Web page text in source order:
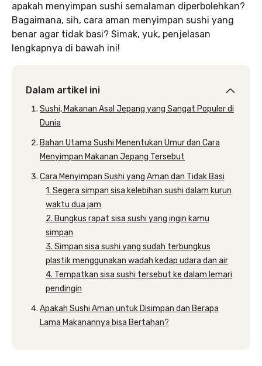
apakah menyimpan sushi semalaman diperbolehkan?
Bagaimana, sih, cara aman menyimpan sushi yang
benar agar tidak basi? Simak, yuk, penjelasan
lengkapnya di bawah ini!
Dalam artikel ini
Sushi, Makanan Asal Jepang yang Sangat Populer di
Dunia
Bahan Utama Sushi Menentukan Umur dan Cara
Menyimpan Makanan Jepang Tersebut
Cara Menyimpan Sushi yang Aman dan Tidak Basi
1. Segera simpan sisa kelebihan sushi dalam kurun
waktu dua jam
2. Bungkus rapat sisa sushi yang ingin kamu
simpan
3. Simpan sisa sushi yang sudah terbungkus
plastik menggunakan wadah kedap udara dan air
4. Tempatkan sisa sushi tersebut ke dalam lemari
pendingin
Apakah Sushi Aman untuk Disimpan dan Berapa
Lama Makanannya bisa Bertahan?